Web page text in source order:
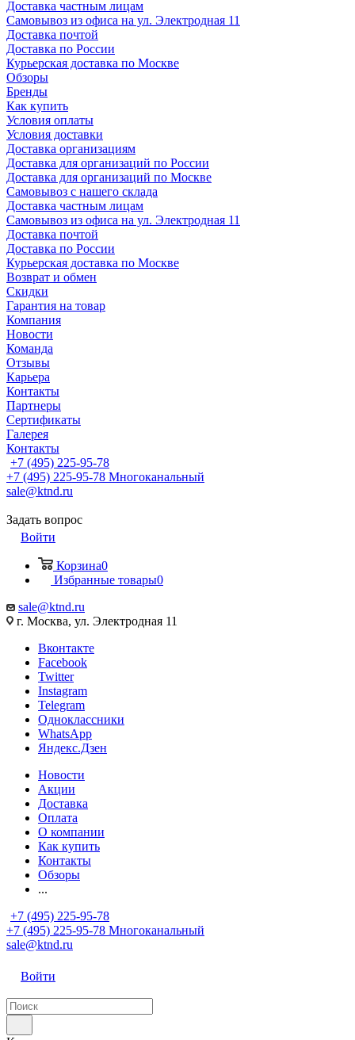
Доставка частным лицам
Самовывоз из офиса на ул. Электродная 11
Доставка почтой
Доставка по России
Курьерская доставка по Москве
Обзоры
Бренды
Как купить
Условия оплаты
Условия доставки
Доставка организациям
Доставка для организаций по России
Доставка для организаций по Москве
Самовывоз с нашего склада
Доставка частным лицам
Самовывоз из офиса на ул. Электродная 11
Доставка почтой
Доставка по России
Курьерская доставка по Москве
Возврат и обмен
Скидки
Гарантия на товар
Компания
Новости
Команда
Отзывы
Карьера
Контакты
Партнеры
Сертификаты
Галерея
Контакты
+7 (495) 225-95-78
+7 (495) 225-95-78 Многоканальный
sale@ktnd.ru
Задать вопрос
Войти
Корзина0
Избранные товары0
sale@ktnd.ru
г. Москва, ул. Электродная 11
Вконтакте
Facebook
Twitter
Instagram
Telegram
Одноклассники
WhatsApp
Яндекс.Дзен
Новости
Акции
Доставка
Оплата
О компании
Как купить
Контакты
Обзоры
...
+7 (495) 225-95-78
+7 (495) 225-95-78 Многоканальный
sale@ktnd.ru
Войти